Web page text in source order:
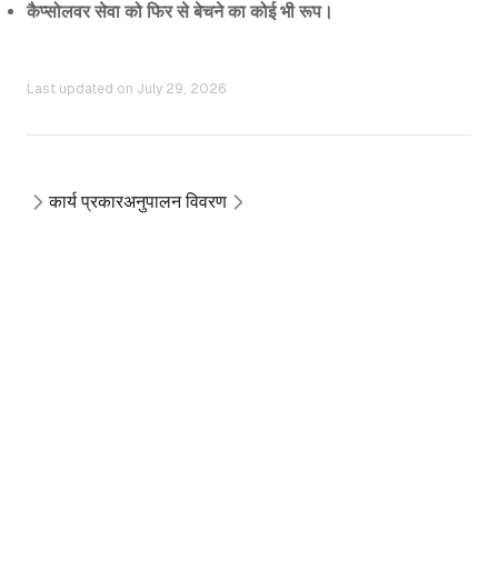
कैप्सोलवर सेवा को फिर से बेचने का कोई भी रूप।
Last updated on July 29, 2026
कार्य प्रकारअनुपालन विवरण